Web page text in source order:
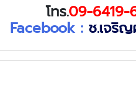
โทร.09-6419-
Facebook : ช.เจริ